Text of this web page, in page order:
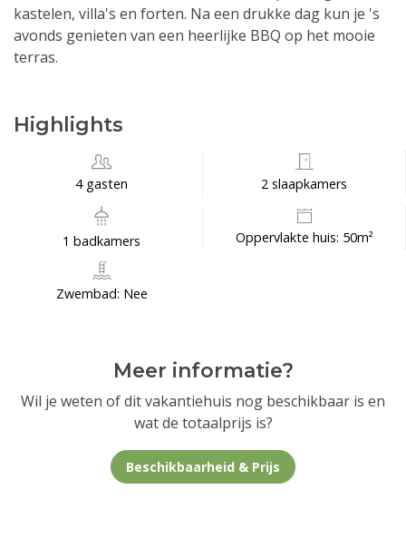
kastelen, villa's en forten. Na een drukke dag kun je 's
avonds genieten van een heerlijke BBQ op het mooie
terras.
Highlights
4 gasten 2 slaapkamers
1 badkamers Oppervlakte huis: 50m²
Zwembad: Nee
Meer informatie?
Wil je weten of dit vakantiehuis nog beschikbaar is en
wat de totaalprijs is?
Beschikbaarheid & Prijs